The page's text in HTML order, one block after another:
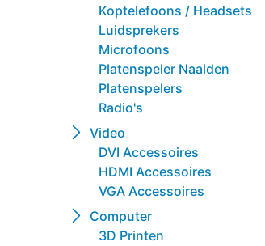
Koptelefoons / Headsets
Luidsprekers
Microfoons
Platenspeler Naalden
Platenspelers
Radio's
Video
DVI Accessoires
HDMI Accessoires
VGA Accessoires
Computer
3D Printen